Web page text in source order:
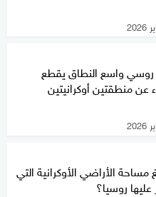
واسع النطاق يقطع
عن منطقتين أوكرانيتين
مساحة الأراضي الأوكرانية التي
روسيا؟